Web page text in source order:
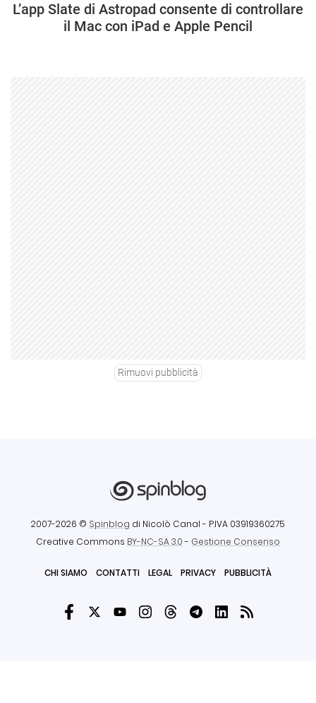
L’app Slate di Astropad consente di controllare
il Mac con iPad e Apple Pencil
Rimuovi pubblicità
2007-2026 © Spinblog di Nicolò Canal - P.IVA 03919360275
Creative Commons BY-NC-SA 3.0- Gestione Consenso
CHI SIAMO CONTATTI LEGAL PRIVACY PUBBLICITÀ